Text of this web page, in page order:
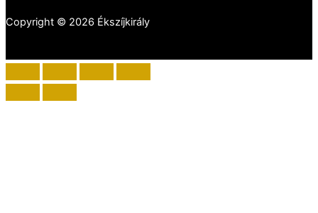
Copyright © 2026 Ékszíjkirály